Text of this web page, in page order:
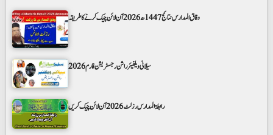
وفاق المدارس نتائج 1447ھ 2026 آن لائن چیک کرنے کا طریقہ
سیلانی ویلفیئر راشن رجسٹریشن فارم 2026
رابطۃ المدارس رزلٹ 2026 آن لائن چیک کریں